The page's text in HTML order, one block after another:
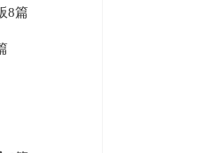
8篇